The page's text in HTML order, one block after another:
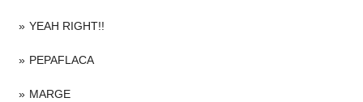
YEAH RIGHT!!
PEPAFLACA
MARGE